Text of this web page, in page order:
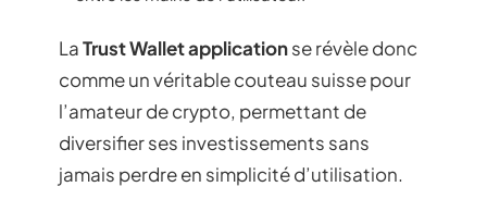
LaTrust Wallet applicationse révèle donc
comme un véritable couteau suisse pour
l’amateur de crypto, permettant de
diversifier ses investissements sans
jamais perdre en simplicité d’utilisation.